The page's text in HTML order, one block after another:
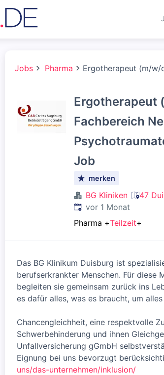
Jobs Pharma Ergotherapeut (m/w/
Ergotherapeut
Fachbereich
Job
merken
BG Kliniken
47
Veröffentlicht:
vor 1 Monat
Pharma +Teilzeit+
Das BG Klinikum Duisburg ist
berufserkrankter Menschen. Für diese
begleiten sie gemeinsam zurück ins
es dafür alles, was es braucht, um
Chancengleichheit, eine respektvolle
Schwerbehinderung und ihnen
Unfallversicherung gGmbH
Eignung bei uns bevorzugt
uns/das-unternehmen/inklusion/